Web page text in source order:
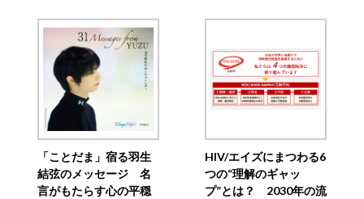
「ことだま」宿る羽生
結弦のメッセージ 名
言がもたらす心の平穏
HIV/エイズにまつわる6
つの“理解のギャッ
プ”とは？ 2030年の流